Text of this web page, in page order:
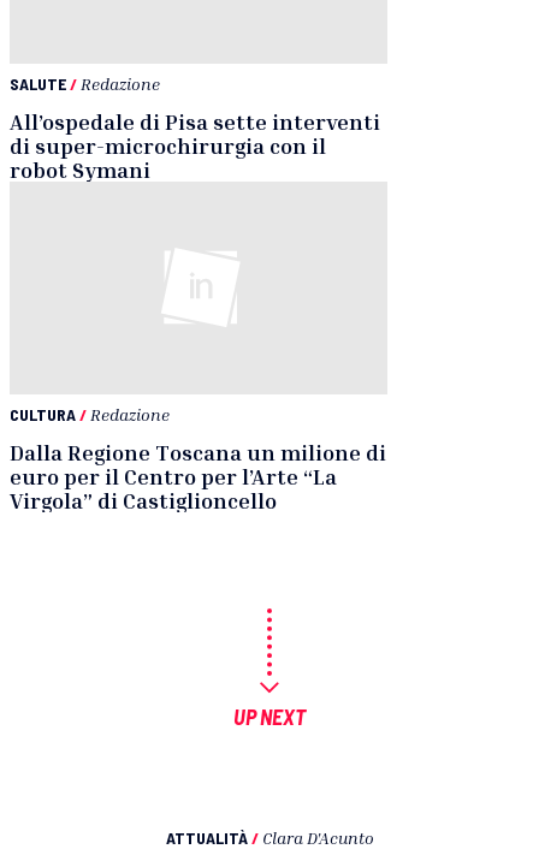
SALUTE/ Redazione
All’ospedale di Pisa sette interventi
di super-microchirurgia con il
robot Symani
CULTURA/ Redazione
Dalla Regione Toscana un milione di
euro per il Centro per l’Arte “La
Virgola” di Castiglioncello
UP NEXT
ATTUALITÀ / Clara D'Acunto